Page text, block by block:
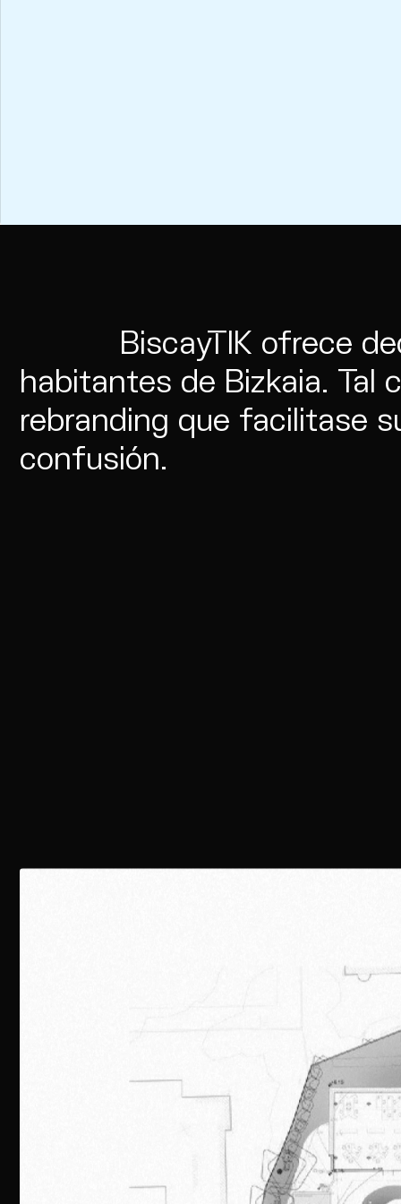
BiscayTIK ofrece
habitantes de Bizkaia. Tal
rebranding que facilitase
confusión.